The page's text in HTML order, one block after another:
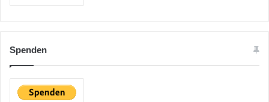
Spenden